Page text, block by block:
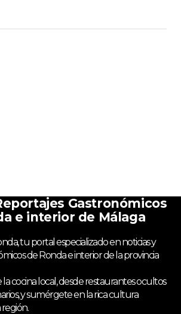
Gastronómicos
e interior de Málaga
tu portal especializado en noticias y
de Ronda e interior de la provincia
cocina local, desde restaurantes ocultos
y sumérgete en la rica cultura